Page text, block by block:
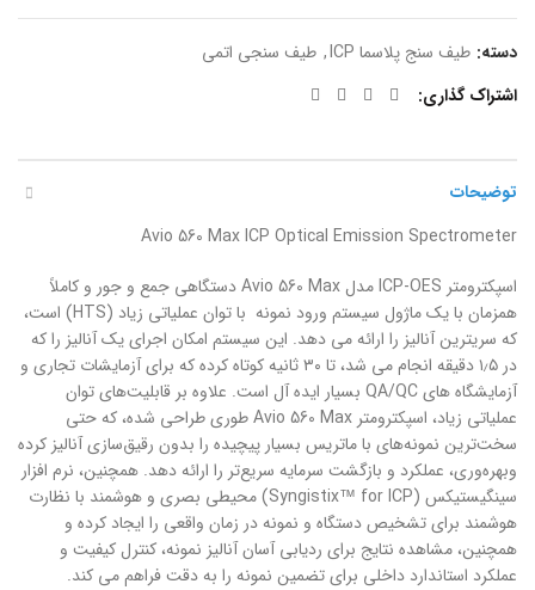
دسته: طیف سنج پلاسما ICP , طیف سنجی اتمی
اشتراک گذاری
توضیحات
Avio 560 Max ICP Optical Emission Spectrometer
اسپکترومتر ICP-OES مدل Avio 560 Max دستگاهی جمع و جور و کاملاً
همزمان با یک ماژول سیستم ورود نمونه با توان عملیاتی زیاد (HTS) است،
که سریترین آنالیز را ارائه می دهد. این سیستم امکان اجرای یک آنالیز را که
در ۱٫۵ دقیقه انجام می شد، تا ۳۰ ثانیه کوتاه کرده که برای آزمایشات تجاری و
آزمایشگاه های QA/QC بسیار ایده آل است. علاوه بر قابلیت‌های توان
عملیاتی زیاد، اسپکترومتر Avio 560 Max طوری طراحی شده، که حتی
سخت‌ترین نمونه‌های با ماتریس بسیار پیچیده را بدون رقیق‌سازی آنالیز کرده
وبهره‌وری، عملکرد و بازگشت سرمایه سریع‌تر را ارائه دهد. همچنین، نرم افزار
سینگیستیکس (Syngistix™ for ICP) محیطی بصری و هوشمند با نظارت
هوشمند برای تشخیص دستگاه و نمونه در زمان واقعی را ایجاد کرده و
همچنین، مشاهده نتایج برای ردیابی آسان آنالیز نمونه، کنترل کیفیت و
عملکرد استاندارد داخلی برای تضمین نمونه را به دقت فراهم می کند.